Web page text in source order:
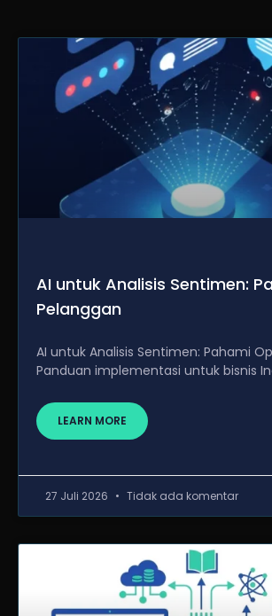
AI untuk Analisis Sentimen:
Pelanggan
AI untuk Analisis Sentimen: Pahami
Panduan implementasi untuk bisnis
LEARN MORE
27 Juli 2026 Tidak ada komentar